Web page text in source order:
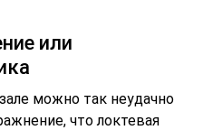
или
можно так неудачно
что локтевая